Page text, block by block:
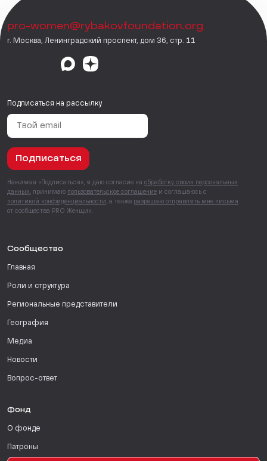
pro-women@rybakovfoundation.org
г. Москва, Ленинградский проспект, дом 36, стр. 11
Подписаться на рассылку
Подписаться
Нажимая «Подписаться», я даю согласие на обработку своих персональных
данных , принимаю пользовательское соглашение и соглашаюсь с
политикой конфиденциальности , а также разрешаю отправлять мне письма
от сообщества PRO Женщин.
Сообщество
Главная
Роли и структура
Региональные представители
География
Медиа
Новости
Вопрос-ответ
Фонд
О фонде
Патроны